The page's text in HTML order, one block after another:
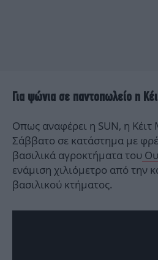
Για ψώνια σε παντοπωλείο η
Oπως αναφέρει η SUN, η Κέιτ
Σάββατο σε κατάστημα με
βασιλικά αγροκτήματα του
ενάμιση χιλιόμετρο από την
βασιλικού κτήματος.